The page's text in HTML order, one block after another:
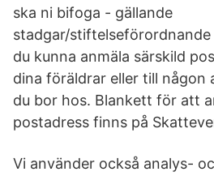
ska ni bifoga - gällande
stadgar/stiftelseförordnande
du kunna anmäla särskild
dina föräldrar eller till någon
du bor hos. Blankett för att
postadress finns på
Vi använder också analys-